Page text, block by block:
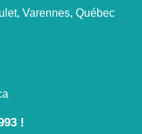
Varennes, Québec
!